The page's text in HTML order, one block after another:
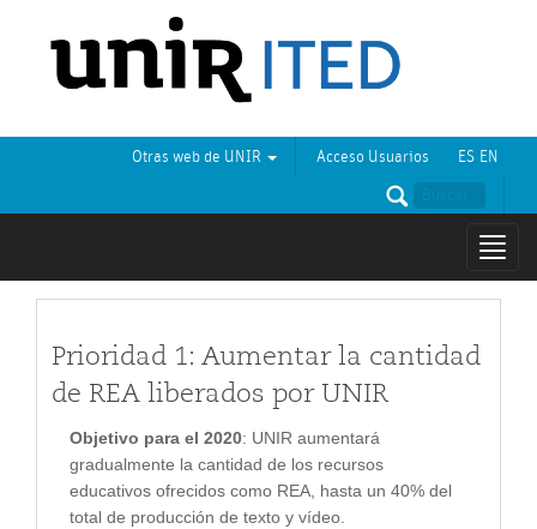
ES EN
Acceso Usuarios
Otras web de UNIR
Prioridad 1: Aumentar la cantidad
de REA liberados por UNIR
Objetivo para el 2020: UNIR aumentará
gradualmente la cantidad de los recursos
educativos ofrecidos como REA, hasta un 40% del
total de producción de texto y vídeo.